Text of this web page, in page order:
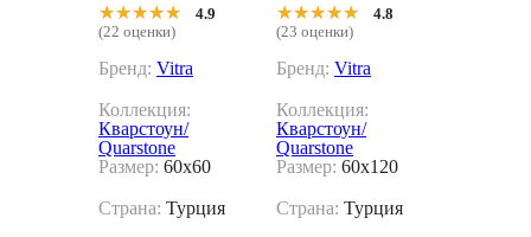
x60
★★★★★
★★★★★
4.9
(22 оценки)
Бренд: Vitra
Коллекция:
Кварстоун/
Quarstone
Размер: 60x60
Страна: Турция
951850r 60x120
★★★★★
★★★★★
4.8
(23 оценки)
Бренд: Vitra
Коллекция:
Кварстоун/
Quarstone
Размер: 60x120
Страна: Турция